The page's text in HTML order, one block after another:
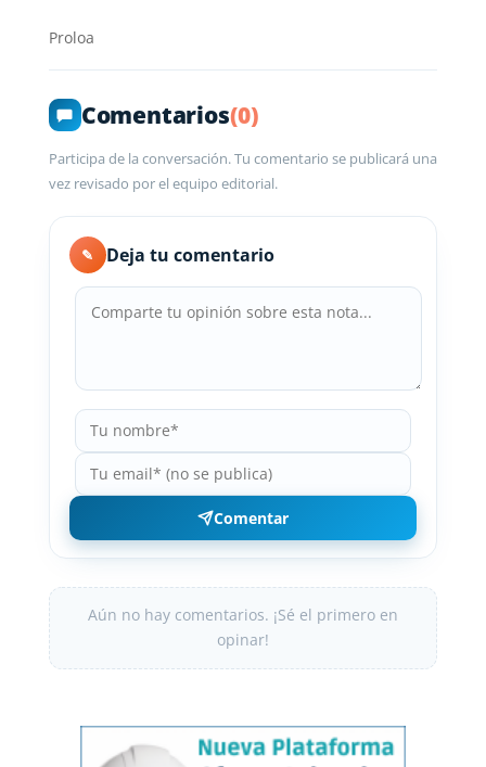
Proloa
Comentarios(0)
Participa de la conversación. Tu comentario se publicará una
vez revisado por el equipo editorial.
✎ Deja tu comentario
Comentar
Aún no hay comentarios. ¡Sé el primero en
opinar!